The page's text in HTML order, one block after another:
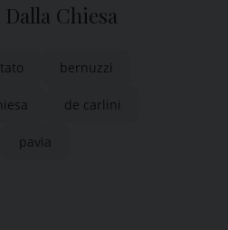
Chiesa
bernuzzi
de carlini
pavia